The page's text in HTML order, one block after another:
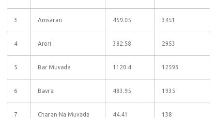
3 Amsaran 459.05 3451
4 Areri 382.58 2953
5 Bar Muvada 1120.4 12593
6 Bavra 483.95 1935
7 Charan Na Muvada 44.41 138